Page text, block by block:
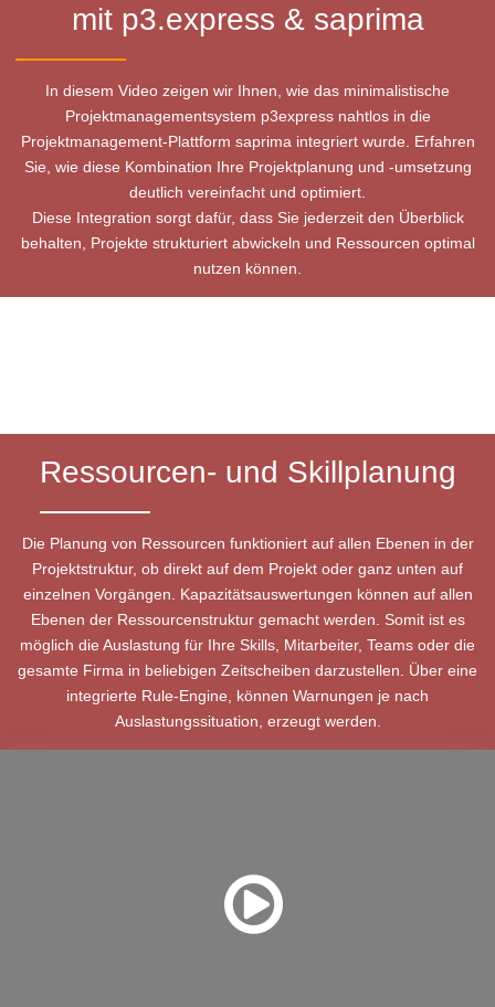
mit p3.express & saprima
In diesem Video zeigen wir Ihnen, wie das minimalistische
Projektmanagementsystem p3express nahtlos in die
Projektmanagement-Plattform saprima integriert wurde. Erfahren
Sie, wie diese Kombination Ihre Projektplanung und -umsetzung
deutlich vereinfacht und optimiert.
Diese Integration sorgt dafür, dass Sie jederzeit den Überblick
behalten, Projekte strukturiert abwickeln und Ressourcen optimal
nutzen können.
Ressourcen- und Skillplanung
Die Planung von Ressourcen funktioniert auf allen Ebenen in der
Projektstruktur, ob direkt auf dem Projekt oder ganz unten auf
einzelnen Vorgängen. Kapazitätsauswertungen können auf allen
Ebenen der Ressourcenstruktur gemacht werden. Somit ist es
möglich die Auslastung für Ihre Skills, Mitarbeiter, Teams oder die
gesamte Firma in beliebigen Zeitscheiben darzustellen. Über eine
integrierte Rule-Engine, können Warnungen je nach
Auslastungssituation, erzeugt werden.